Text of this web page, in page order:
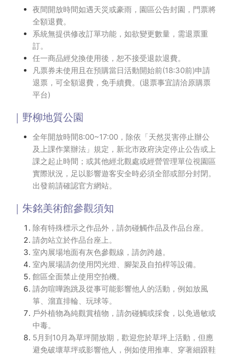
夜間開放時間如遇天災或豪雨，園區公告封園，門票將
全額退費。
系統無提供修改訂單功能，如欲變更數量，需退票重
訂。
任一商品經兌換使用後，恕不接受退款退費。
凡票券未使用且在預購當日活動開始前(18:30前)申請
退票，可全額退費，免手續費。(退票事宜請洽原購票
平台)
｜野柳地質公園
全年開放時間8:00~17:00，除依「天然災害停止辦公
及上課作業辦法」規定，新北市政府決定停止公告或上
課之起止時間；或其他經北觀處或經營管理單位視園區
實際狀況，足以影響遊客安全時必須全部或部分封閉。
出發前請確認官方網站。
｜朱銘美術館參觀須知
除有特殊標示之作品外，請勿碰觸作品及作品台座。
請勿站立於作品台座上。
室內展場地面有灰色參觀線，請勿跨越。
室內展場請勿使用閃光燈、腳架及自拍桿等設備。
館區全面禁止使用空拍機。
請勿喧嘩跑跳及從事可能影響他人的活動，例如放風
箏、溜直排輪、玩球等。
戶外植物為純觀賞植物，請勿碰觸或採食，以免過敏或
中毒。
5月到10月為草坪開放期，歡迎您於草坪上活動，但應
避免破壞草坪或影響他人，例如使用推車、穿著細跟鞋